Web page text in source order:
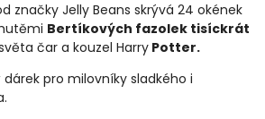
značky Jelly Beans skrývá 24 okének
Bertíkových fazolek tisíckrát
čar a kouzel Harry Potter.
pro milovníky sladkého i